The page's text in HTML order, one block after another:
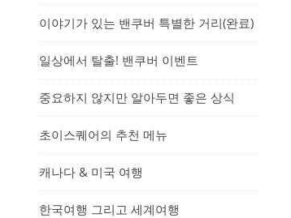
이야기가 있는 밴쿠버 특별한 거리(완료)
일상에서 탈출! 밴쿠버 이벤트
중요하지 않지만 알아두면 좋은 상식
초이스퀘어의 추천 메뉴
캐나다 & 미국 여행
한국여행 그리고 세계여행